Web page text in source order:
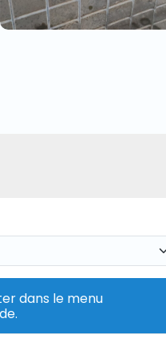
dans le menu